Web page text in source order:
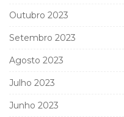
Outubro 2023
Setembro 2023
Agosto 2023
Julho 2023
Junho 2023